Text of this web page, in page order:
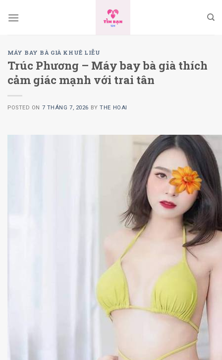
MÁY BAY BÀ GIÀ KHUÊ LIỄU
Trúc Phương – Máy bay bà già thích
cảm giác mạnh với trai tân
POSTED ON 7 THÁNG 7, 2026 BYTHE HOAI